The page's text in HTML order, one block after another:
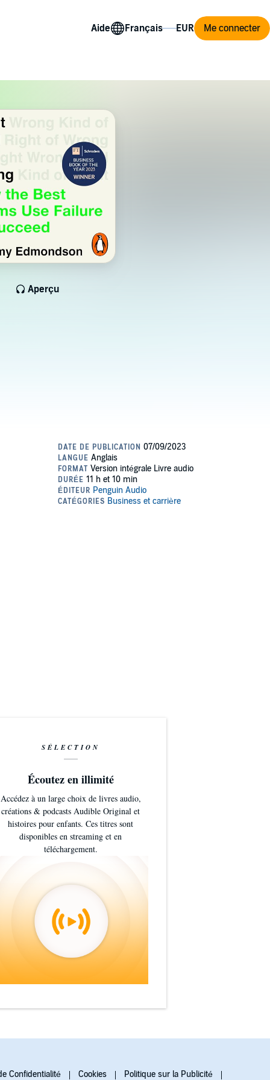
Aide Me connecter
Aperçu
SÉLECTION
Écoutez en illimité
Accédez à un large choix de livres audio,
créations & podcasts Audible Original et
histoires pour enfants. Ces titres sont
disponibles en streaming et en
téléchargement.
Confidentialité Cookies Politique sur la Publicité